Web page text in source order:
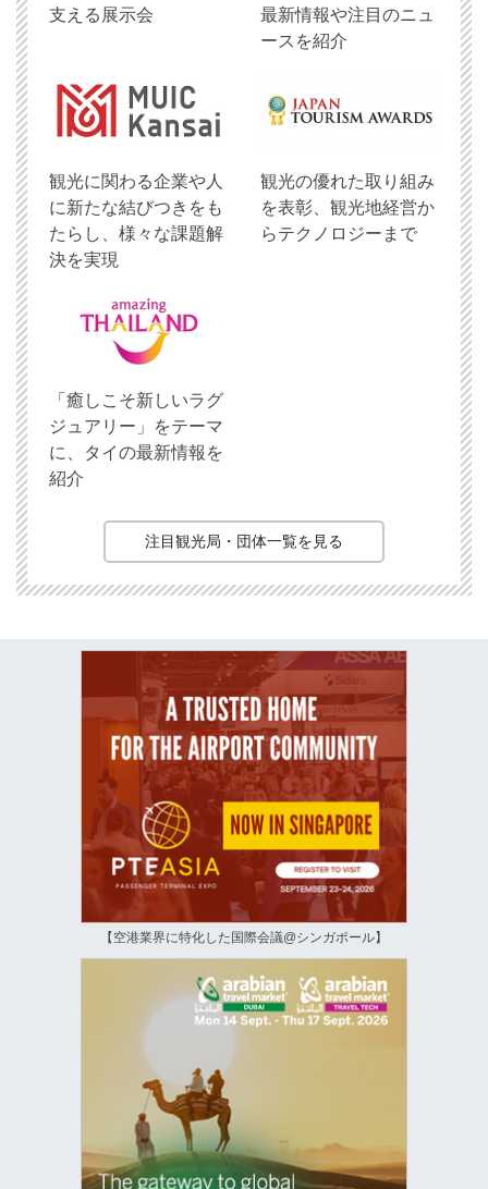
支える展示会
最新情報や注目のニュ
ースを紹介
観光に関わる企業や人
に新たな結びつきをも
たらし、様々な課題解
決を実現
観光の優れた取り組み
を表彰、観光地経営か
らテクノロジーまで
「癒しこそ新しいラグ
ジュアリー」をテーマ
に、タイの最新情報を
紹介
注目観光局・団体一覧を見る
【空港業界に特化した国際会議@シンガポール】